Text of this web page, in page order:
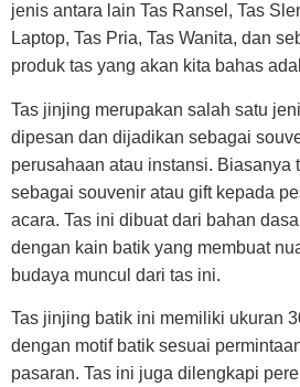
jenis antara lain Tas Ransel, Tas
Laptop, Tas Pria, Tas Wanita, dan
produk tas yang akan kita bahas
Tas jinjing merupakan salah satu
dipesan dan dijadikan sebagai
perusahaan atau instansi. Biasanya
sebagai souvenir atau gift kepada
acara. Tas ini dibuat dari bahan
dengan kain batik yang membuat
budaya muncul dari tas ini.
Tas jinjing batik ini memiliki ukuran
dengan motif batik sesuai
pasaran. Tas ini juga dilengkapi